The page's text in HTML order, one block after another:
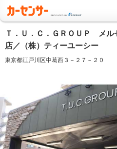
Ｔ．Ｕ．Ｃ．ＧＲＯＵＰ メ
店／（株）ティーユーシー
東京都江戸川区中葛西３－２７－２０